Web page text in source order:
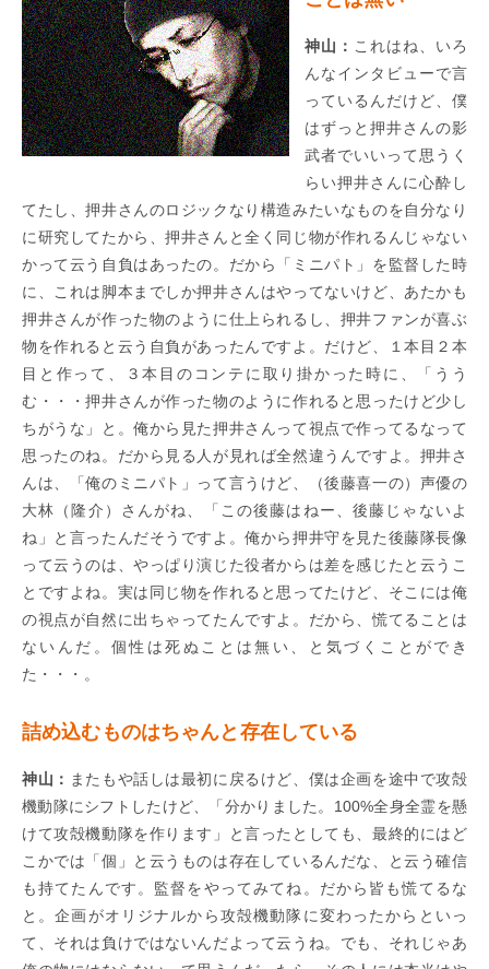
神山： これはね、いろ
んなインタビューで言
っているんだけど、僕
はずっと押井さんの影
武者でいいって思うく
らい押井さんに心酔し
てたし、押井さんのロジックなり構造みたいなものを自分なり
に研究してたから、押井さんと全く同じ物が作れるんじゃない
かって云う自負はあったの。だから「ミニパト」を監督した時
に、これは脚本までしか押井さんはやってないけど、あたかも
押井さんが作った物のように仕上られるし、押井ファンが喜ぶ
物を作れると云う自負があったんですよ。だけど、１本目２本
目と作って、３本目のコンテに取り掛かった時に、「うう
む・・・押井さんが作った物のように作れると思ったけど少し
ちがうな」と。俺から見た押井さんって視点で作ってるなって
思ったのね。だから見る人が見れば全然違うんですよ。押井さ
んは、「俺のミニパト」って言うけど、（後藤喜一の）声優の
大林（隆介）さんがね、「この後藤はねー、後藤じゃないよ
ね」と言ったんだそうですよ。俺から押井守を見た後藤隊長像
って云うのは、やっぱり演じた役者からは差を感じたと云うこ
とですよね。実は同じ物を作れると思ってたけど、そこには俺
の視点が自然に出ちゃってたんですよ。だから、慌てることは
ないんだ。個性は死ぬことは無い、と気づくことができ
た・・・。
詰め込むものはちゃんと存在している
神山： またもや話しは最初に戻るけど、僕は企画を途中で攻殻
機動隊にシフトしたけど、「分かりました。100%全身全霊を懸
けて攻殻機動隊を作ります」と言ったとしても、最終的にはど
こかでは「個」と云うものは存在しているんだな、と云う確信
も持てたんです。監督をやってみてね。だから皆も慌てるな
と。企画がオリジナルから攻殻機動隊に変わったからといっ
て、それは負けではないんだよって云うね。でも、それじゃあ